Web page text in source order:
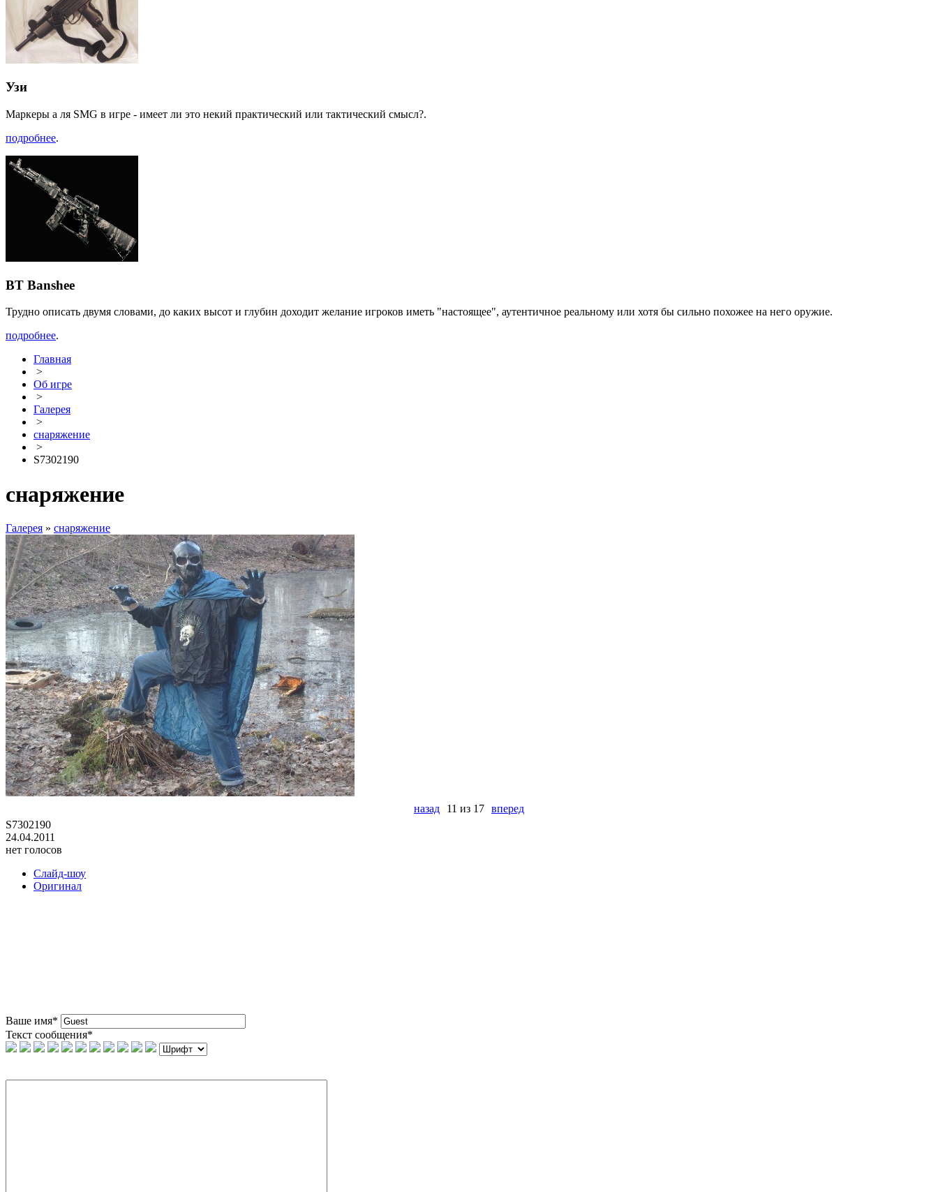
Узи
Маркеры а ля SMG в игре - имеет ли это некий практический или тактический смысл?.
подробнее.
BT Banshee
Трудно описать двумя словами, до каких высот и глубин доходит желание игроков иметь "настоящее", аутентичное реальному или хотя бы сильно похожее на него оружие.
подробнее.
Главная
>
Об игре
>
Галерея
>
снаряжение
>
S7302190
снаряжение
Галерея » снаряжение
назад 11 из 17 вперед
S7302190
24.04.2011
нет голосов
Слайд-шоу
Оригинал
Ваше имя*
Текст сообщения*